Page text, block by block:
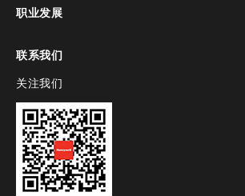
职业发展
联系我们
toggle view
关注我们